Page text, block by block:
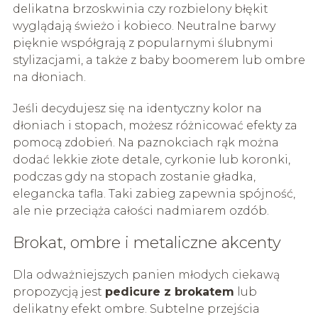
delikatna brzoskwinia czy rozbielony błękit
wyglądają świeżo i kobieco. Neutralne barwy
pięknie współgrają z popularnymi ślubnymi
stylizacjami, a także z baby boomerem lub ombre
na dłoniach.
Jeśli decydujesz się na identyczny kolor na
dłoniach i stopach, możesz różnicować efekty za
pomocą zdobień. Na paznokciach rąk można
dodać lekkie złote detale, cyrkonie lub koronki,
podczas gdy na stopach zostanie gładka,
elegancka tafla. Taki zabieg zapewnia spójność,
ale nie przeciąża całości nadmiarem ozdób.
Brokat, ombre i metaliczne akcenty
Dla odważniejszych panien młodych ciekawą
propozycją jest pedicure z brokatem lub
delikatny efekt ombre. Subtelne przejścia